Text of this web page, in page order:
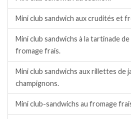
Mini club sandwich aux crudités et
Mini club sandwichs à la tartinade
fromage frais.
Mini club sandwichs aux rillettes de
champignons.
Mini club-sandwichs au fromage